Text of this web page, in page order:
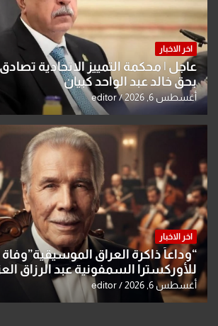
اخر الاخبار
عاجل | محكمة التمييز الاتحادية
بحق خالد عبد الواحد كبيان
أغسطس 6, 2026 editor
اخر الاخبار
“وداعاً ذاكرة العراق
للأوركسترا السمفونية عبد الرزاق
أغسطس 6, 2026 editor